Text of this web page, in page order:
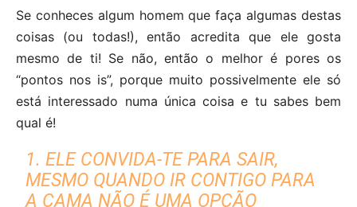
Se conheces algum homem que faça algumas destas
coisas (ou todas!), então acredita que ele gosta
mesmo de ti! Se não, então o melhor é pores os
“pontos nos is”, porque muito possivelmente ele só
está interessado numa única coisa e tu sabes bem
qual é!
1. ELE CONVIDA-TE PARA SAIR,
MESMO QUANDO IR CONTIGO PARA
A CAMA NÃO É UMA OPÇÃO